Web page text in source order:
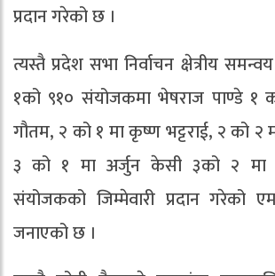
प्रदान गरेको छ ।
त्यस्तै प्रदेश सभा निर्वाचन क्षेत्रीय
१को ९१० संयोजकमा भेषराज पाण्डे १
गौतम, २ को १ मा कृष्ण भट्टराई, २ को २
३ को १ मा अर्जुन केसी ३को २ मा
संयोजकको जिम्मेवारी प्रदान गरेको
जनाएको छ ।